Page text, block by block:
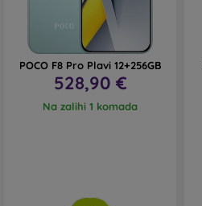
POCO F8 Pro Plavi 12+256GB
528,90 €
Na zalihi 1 komada